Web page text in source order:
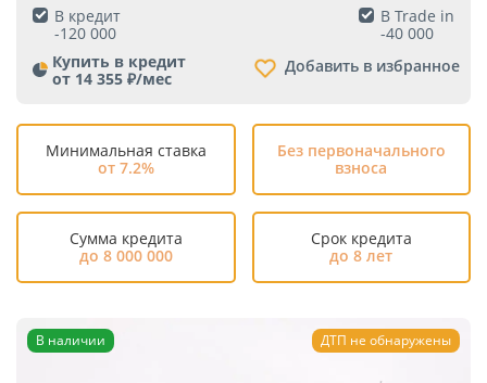
В кредит
-120 000
В Trade in
-40 000
Купить в кредит
от 14 355 ₽/мес
Добавить в избранное
Минимальная ставка
от 7.2%
Без первоначального
взноса
Сумма кредита
до 8 000 000
Срок кредита
до 8 лет
В наличии ДТП не обнаружены